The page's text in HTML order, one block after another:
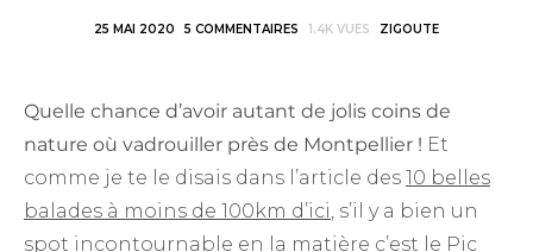
25 MAI 2020 5 COMMENTAIRES 1.4K VUES ZIGOUTE
Quelle chance d’avoir autant de jolis coins de
nature où vadrouiller près de Montpellier ! Et
comme je te le disais dans l’article des 10 belles
balades à moins de 100km d’ici, s’il y a bien un
spot incontournable en la matière c’est le Pic